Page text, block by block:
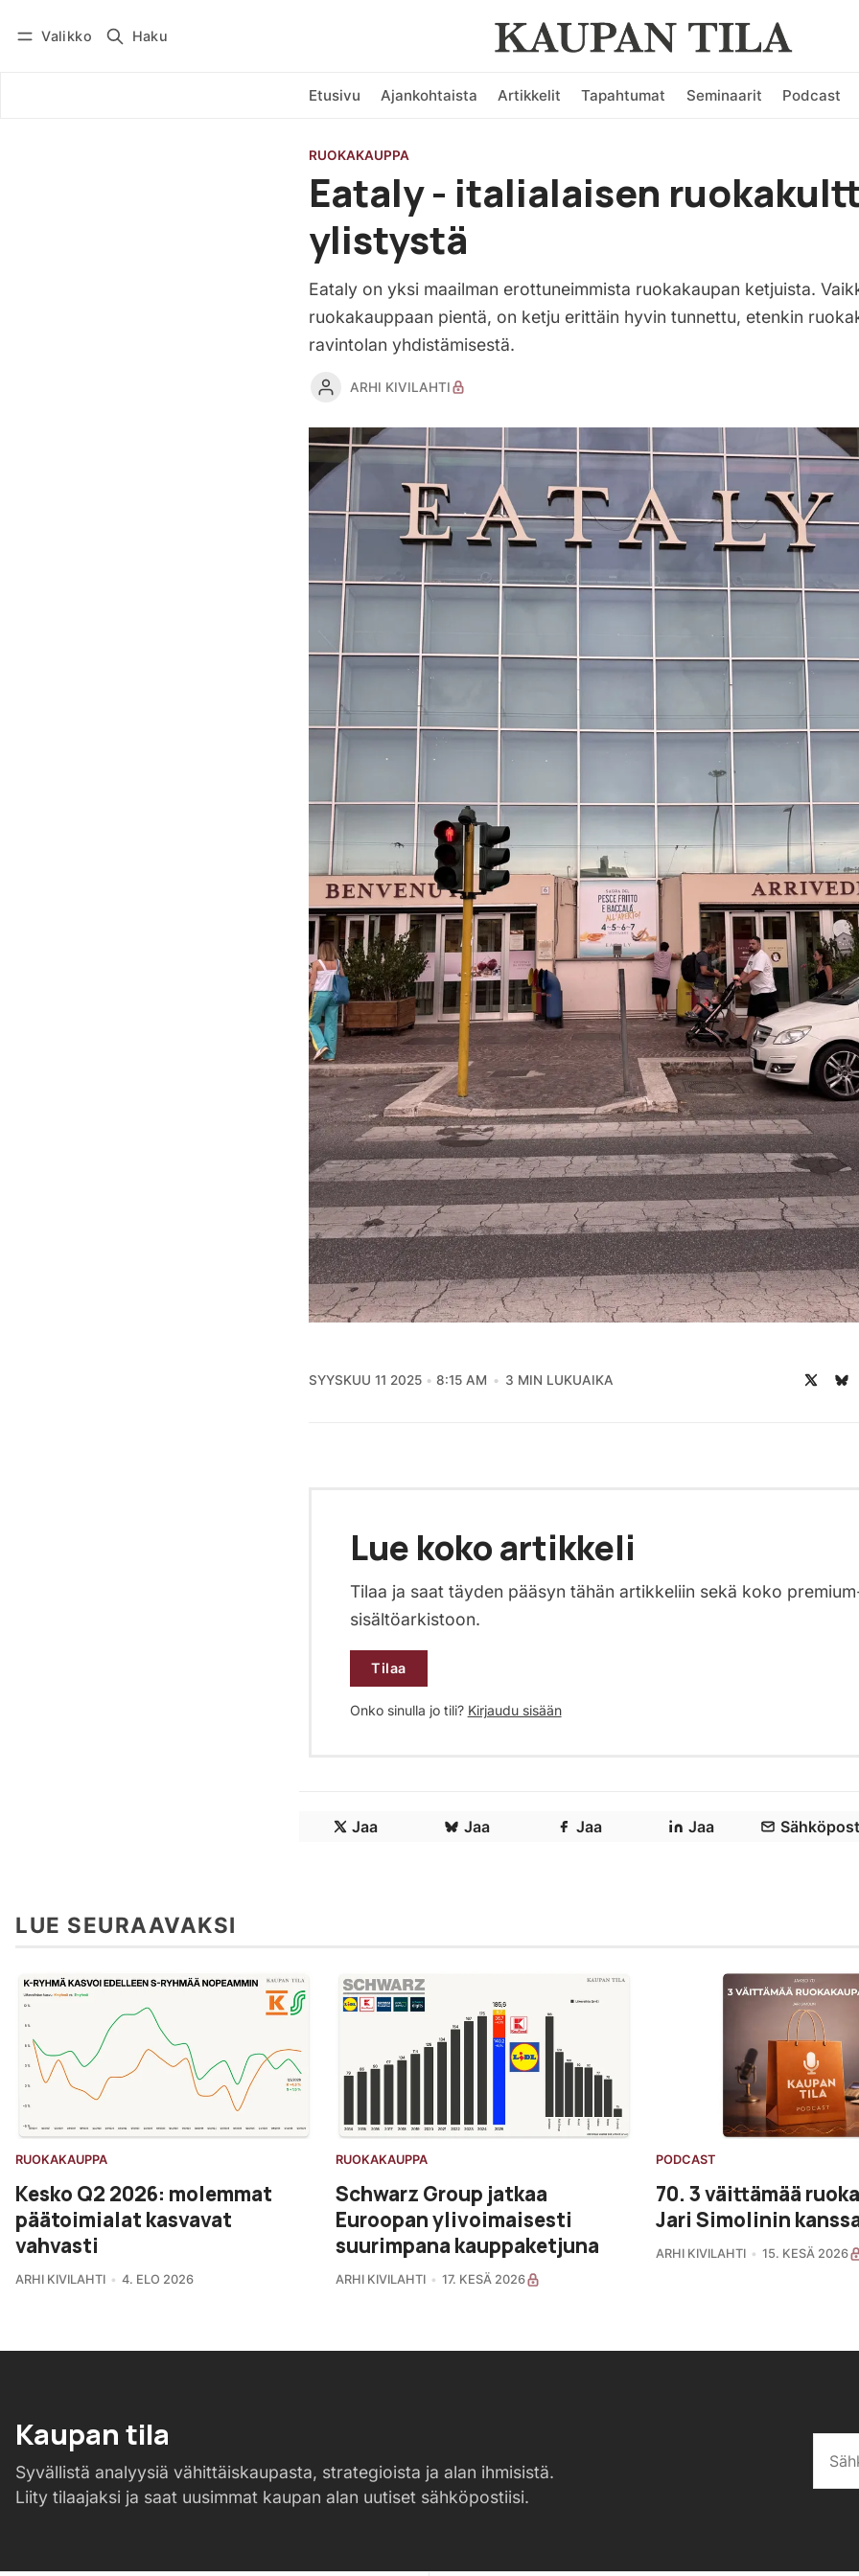
Valikko Haku
Etusivu Ajankohtaista Artikkelit Tapahtumat Seminaarit Podcast
RUOKAKAUPPA
Eataly - italialaisen
ylistystä
Eataly on yksi maailman erottuneimmista ruokakaupan ketjuista.
ruokakauppaan pientä, on ketju erittäin hyvin tunnettu, etenkin
ravintolan yhdistämisestä.
ARHI KIVILAHTI
SYYSKUU 11 2025 8:15 AM 3 MIN LUKUAIKA
Lue koko artikkeli
Tilaa ja saat täyden pääsyn tähän artikkeliin sekä koko
sisältöarkistoon.
Tilaa
Onko sinulla jo tili? Kirjaudu sisään
Jaa Jaa Jaa Jaa
LUE SEURAAVAKSI
RUOKAKAUPPA
Kesko Q2 2026: molemmat
päätoimialat kasvavat
vahvasti
ARHI KIVILAHTI 4. ELO 2026
RUOKAKAUPPA
Schwarz Group jatkaa
Euroopan ylivoimaisesti
suurimpana kauppaketjuna
ARHI KIVILAHTI 17. KESÄ 2026
PODCAST
70. 3 väittämää
Jari Simolinin
ARHI KIVILAHTI 15. KESÄ 2026
Kaupan tila
Syvällistä analyysiä vähittäiskaupasta, strategioista ja alan ihmisistä.
Liity tilaajaksi ja saat uusimmat kaupan alan uutiset sähköpostiisi.